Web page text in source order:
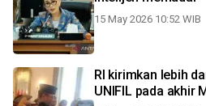
15 May 2026 10:52 WIB
RI kirimkan lebih
UNIFIL pada akhir